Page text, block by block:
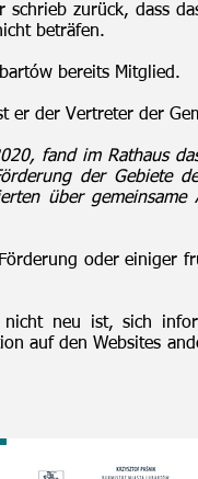
zurück, dass
beträfen.
bereits Mitglied.
er der Vertreter der
fand im Rathaus
der Gebiete
über
oder einiger
neu ist, sich
auf den Websites